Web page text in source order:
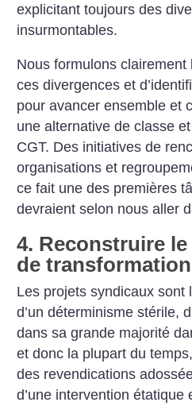
explicitant toujours des
insurmontables.
Nous formulons
ces divergences et
pour avancer ensemble et
une alternative de classe
CGT. Des initiatives de
organisations et
ce fait une des premières
devraient selon nous aller
4. Reconstruire
de
Les projets syndicaux sont
d’un déterminisme stérile,
dans sa grande majorité
et donc la plupart du
des revendications
d’une intervention